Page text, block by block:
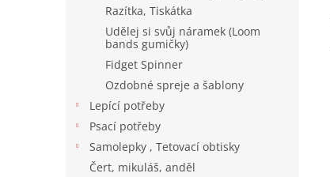
Razítka, Tiskátka
Udělej si svůj náramek (Loom
bands gumičky)
Fidget Spinner
Ozdobné spreje a šablony
Lepící potřeby
Psací potřeby
Samolepky , Tetovací obtisky
Čert, mikuláš, anděl